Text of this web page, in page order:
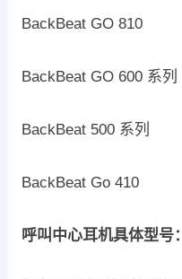
BackBeat GO 810
BackBeat GO 600 系列
BackBeat 500 系列
BackBeat Go 410
呼叫中心耳机具体型号：